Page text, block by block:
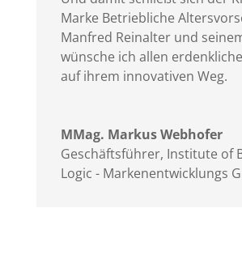
Marke Betriebliche
Manfred Reinalter und
wünsche ich allen
auf ihrem innovativen Weg.
MMag. Markus Webhofer
Geschäftsführer, Institute of
Logic - Markenentwicklungs